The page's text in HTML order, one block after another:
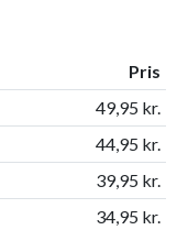
Pris
49,95 kr.
44,95 kr.
39,95 kr.
34,95 kr.